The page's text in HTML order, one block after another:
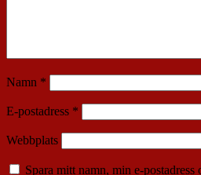
Namn *
E-postadress *
Webbplats
Spara mitt namn, min e-postadress